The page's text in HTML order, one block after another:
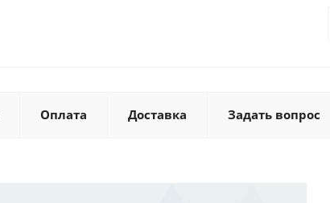
Оплата Доставка Задать вопрос